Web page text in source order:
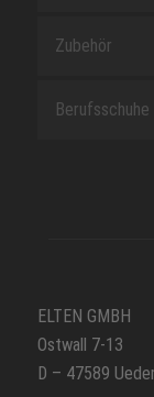
Zubehör
Berufsschuhe
ELTEN GMBH
Ostwall 7-13
D – 47589